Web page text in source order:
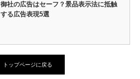
御社の広告はセーフ？景品表示法に抵触
する広告表現5選
トップページに戻る